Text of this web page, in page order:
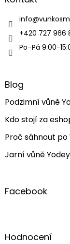
info@
+420 727 966
Po–Pá 9:00-
Blog
Podzimní vůně
Kdo stojí za
Proč sáhnout
Jarní vůně
Facebook
Hodnocení